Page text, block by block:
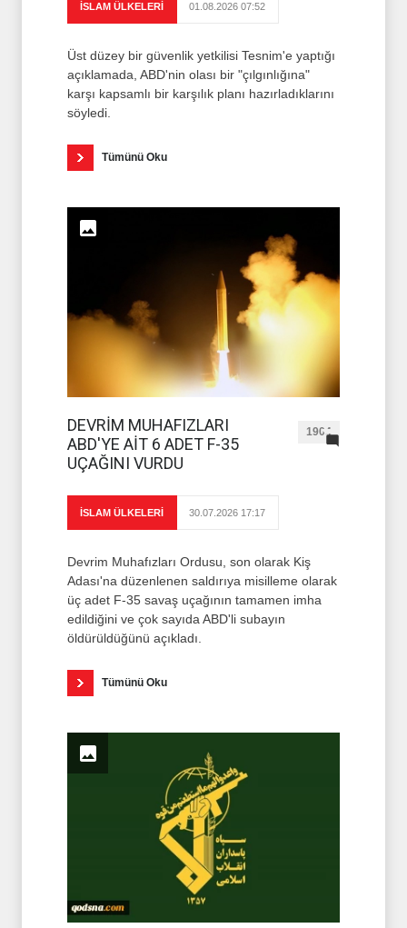
İSLAM ÜLKELERİ 01.08.2026 07:52
Üst düzey bir güvenlik yetkilisi Tesnim'e yaptığı
açıklamada, ABD'nin olası bir "çılgınlığına"
karşı kapsamlı bir karşılık planı hazırladıklarını
söyledi.
Tümünü Oku
DEVRİM MUHAFIZLARI
ABD'YE AİT 6 ADET F-35
UÇAĞINI VURDU
1904
İSLAM ÜLKELERİ 30.07.2026 17:17
Devrim Muhafızları Ordusu, son olarak Kiş
Adası'na düzenlenen saldırıya misilleme olarak
üç adet F-35 savaş uçağının tamamen imha
edildiğini ve çok sayıda ABD'li subayın
öldürüldüğünü açıkladı.
Tümünü Oku